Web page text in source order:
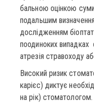
бальною оцінкою суми
подальшим
дослідженням
поодиноких випадках
атрезія стравоходу
Високий ризик
карієс) диктує
на рік) стоматологом.